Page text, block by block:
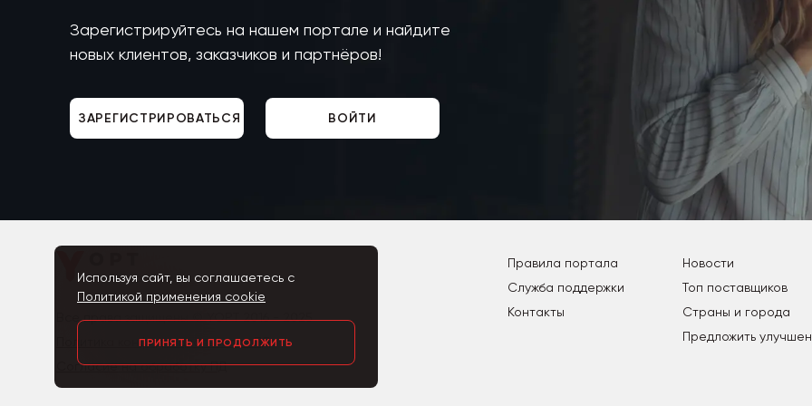
Зарегистрируйтесь на нашем портале и найдите
новых клиентов, заказчиков и партнёров!
ЗАРЕГИСТРИРОВАТЬСЯ ВОЙТИ
Все права защищены © YOPT 2016 - 2025
Политика конфиденциальности ПД
Согласие на обработку ПД
Правила портала
Служба поддержки
Контакты
Новости
Топ поставщиков
Страны и города
Предложить
Используя сайт, вы соглашаетесь с
Политикой применения cookie
ПРИНЯТЬ И ПРОДОЛЖИТЬ